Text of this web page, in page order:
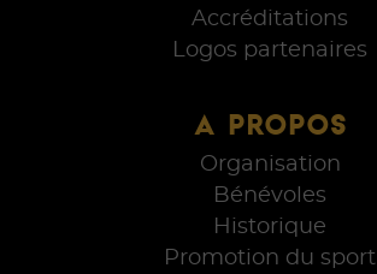
Accréditations
Logos partenaires
A PROPOS
Organisation
Bénévoles
Historique
Promotion du sport